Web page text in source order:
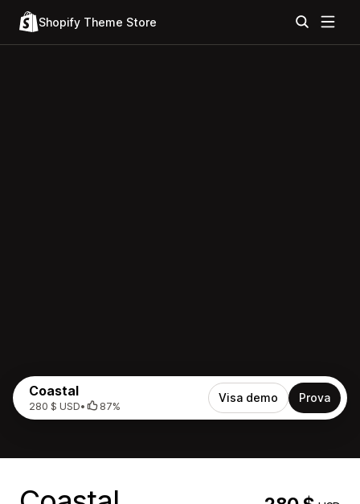
Shopify Theme Store
Coastal
280 $ USD• 87%
Visa demo Prova